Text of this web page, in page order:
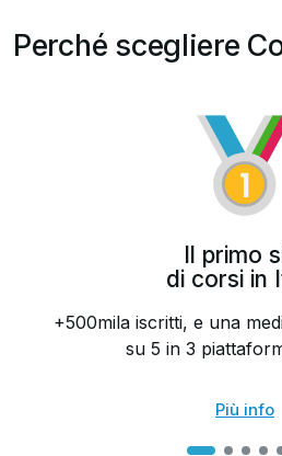
Perché scegliere
Il primo
di corsi in
+500mila iscritti, e una
su 5 in 3
Più info